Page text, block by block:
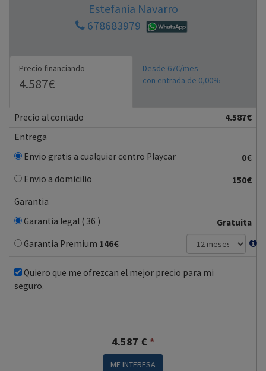
Estefania Navarro
678683979
Precio financiando
4.587€
Desde 67€/mes
con entrada de 0,00%
Precio al contado
4.587€
Entrega
Envio gratis a cualquier centro Playcar
0€
Envio a domicilio
150€
Garantia
Garantia legal ( 36 )
Gratuita
Garantia Premium 146€
Quiero que me ofrezcan el mejor precio para mi
seguro.
4.587 € *
ME INTERESA